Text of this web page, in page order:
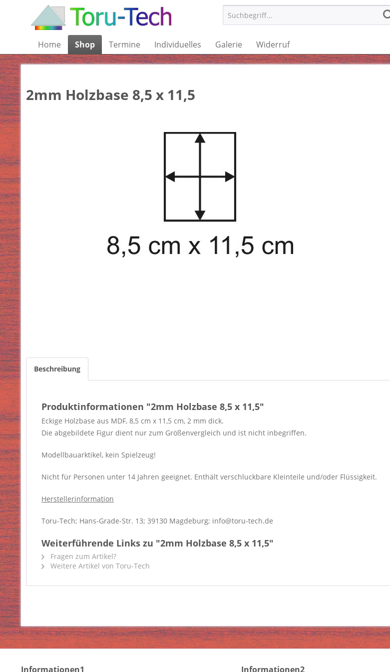
Home Shop Termine Individuelles Galerie Widerruf
2mm Holzbase 8,5 x 11,5
Beschreibung
Produktinformationen "2mm Holzbase 8,5 x 11,5"
Eckige Holzbase aus MDF, 8,5 cm x 11,5 cm, 2 mm dick.
Die abgebildete Figur dient nur zum Größenvergleich und ist nicht inbegriffen.
Modellbauarktikel, kein Spielzeug!
Nicht für Personen unter 14 Jahren geeignet. Enthält verschluckbare Kleinteile und/oder Flüssigkeit.
Herstellerinformation
Toru-Tech; Hans-Grade-Str. 13; 39130 Magdeburg; info@toru-tech.de
Weiterführende Links zu "2mm Holzbase 8,5 x 11,5"
Fragen zum Artikel?
Weitere Artikel von Toru-Tech
Informationen1 Informationen2